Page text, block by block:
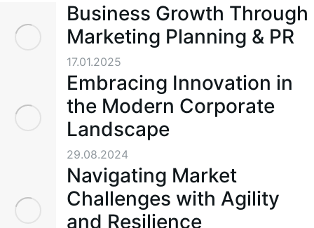
Business Growth Through
Marketing Planning & PR
17.01.2025
Embracing Innovation in
the Modern Corporate
Landscape
29.08.2024
Navigating Market
Challenges with Agility
and Resilience